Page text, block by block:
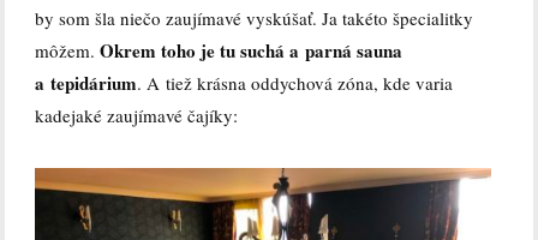
by som šla niečo zaujímavé vyskúšať. Ja takéto špecialitky
môžem.Okrem toho je tu suchá a parná sauna
a tepidárium. A tiež krásna oddychová zóna, kde varia
kadejaké zaujímavé čajíky: